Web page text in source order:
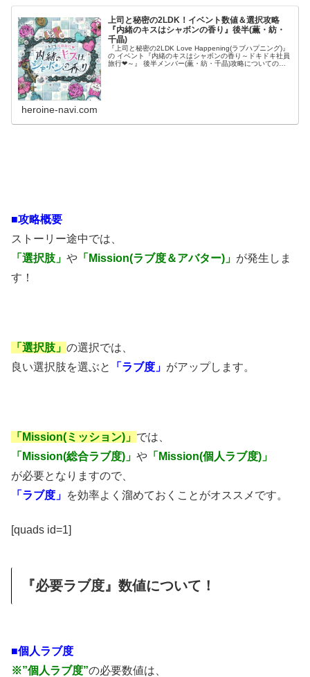
上司と秘密の2LDK！イベント数値＆選択攻略
『内緒のキスはシャボンの香り』後半(薫・紡・
千晶)
『上司と秘密の2LDK Love Happening(ラブハプニング)』
の イベント『内緒のキスはシャボンの香り～ドキドキ社員
旅行❤～』 後半メンバー(薫・紡・千晶)攻略についてのま
heroine-navi.com
■攻略概要
ストーリー途中では、
「選択肢」 や 「Mission(ラブ度＆アバター)」 が発生しま
す！
「 選択肢」 の選択では、
良い選択肢を選ぶと
「ラブ度」 がアップします。
「Mission(ミッション)」 では、
「Mission(総合ラブ度)」 や 「Mission(個人ラブ度)」
が必要となりますので、
「ラブ度」 を効率よく溜めておくことがオススメです。
[quads id=1]
『必要ラブ度』数値について！
■個人ラブ度
※”個人ラブ度”の必要数値は、